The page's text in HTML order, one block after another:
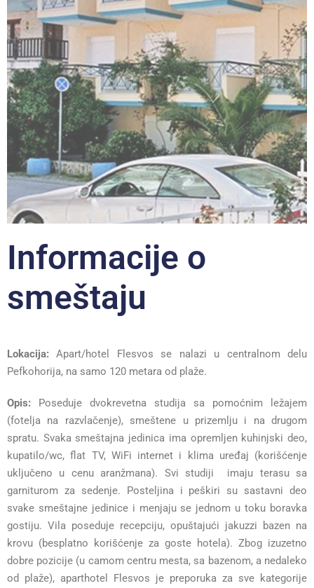
Informacije o
smeštaju
Lokacija: Apart/hotel Flesvos se nalazi u centralnom delu
Pefkohorija, na samo 120 metara od plaže.
Opis: Poseduje dvokrevetna studija sa pomoćnim ležajem
(fotelja na razvlačenje), smeštene u prizemlju i na drugom
spratu. Svaka smeštajna jedinica ima opremljen kuhinjski deo,
kupatilo/wc, flat TV, WiFi internet i klima uređaj (korišćenje
uključeno u cenu aranžmana). Svi studiji imaju terasu sa
garniturom za sedenje. Posteljina i peškiri su sastavni deo
svake smeštajne jedinice i menjaju se jednom u toku boravka
gostiju. Vila poseduje recepciju, opuštajući jakuzzi bazen na
krovu (besplatno korišćenje za goste hotela). Zbog izuzetno
dobre pozicije (u camom centru mesta, sa bazenom, a nedaleko
od plaže), aparthotel Flesvos je preporuka za sve kategorije